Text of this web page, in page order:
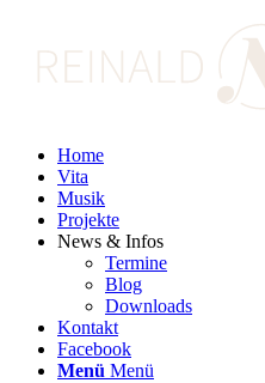
Home
Vita
Musik
Projekte
News & Infos
Termine
Blog
Downloads
Kontakt
Facebook
Menü Menü